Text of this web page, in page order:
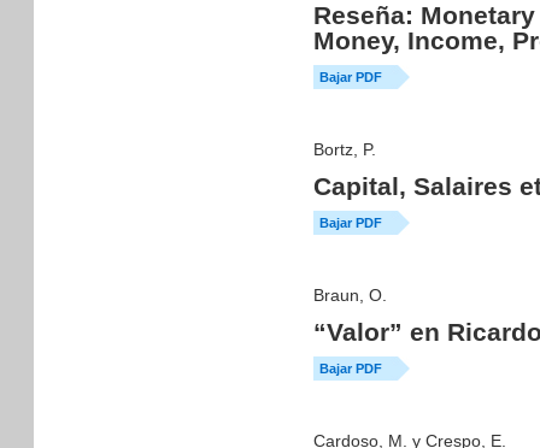
Reseña:
Money, Income,
Bajar PDF
Bortz, P.
Capital, Salaires
Bajar PDF
Braun, O.
“Valor” en
Bajar PDF
Cardoso, M. y Crespo, E.